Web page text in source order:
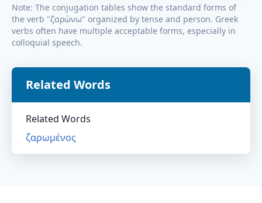
Note: The conjugation tables show the standard forms of
the verb "ζαρώνω" organized by tense and person. Greek
verbs often have multiple acceptable forms, especially in
colloquial speech.
Related Words
Related Words
ζαρωμένος